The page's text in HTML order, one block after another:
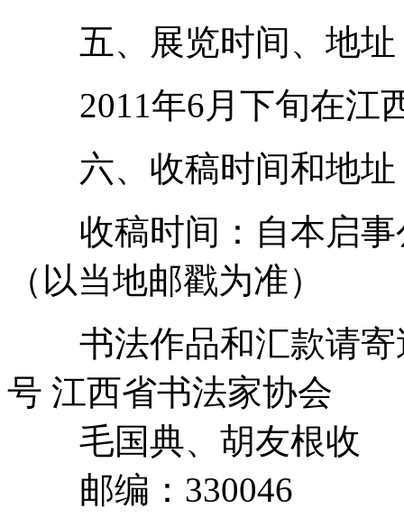
五、展览时间、地址
2011年6月下旬在江
六、收稿时间和地址
收稿时间：自本启事
（以当地邮戳为准）
书法作品和汇款请寄
号 江西省书法家协会
毛国典、胡友根收
邮编：330046